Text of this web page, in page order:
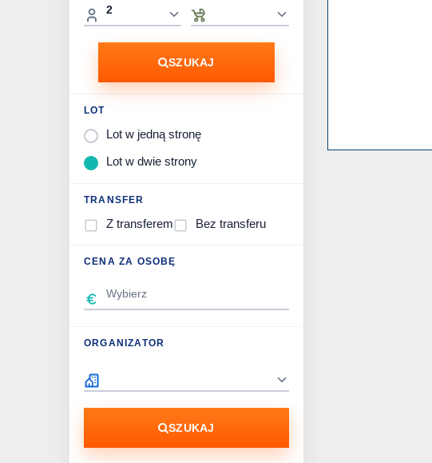
SZUKAJ
LOT
Lot w jedną stronę
Lot w dwie strony
TRANSFER
Z transferem Bez transferu
CENA ZA OSOBĘ
ORGANIZATOR
SZUKAJ